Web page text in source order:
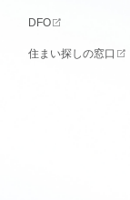
DFO
住まい探しの窓口